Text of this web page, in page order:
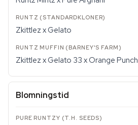
Zkittlez x Gelato
Zkittlez x Gelato 33 x Orange Punch
Blomningstid